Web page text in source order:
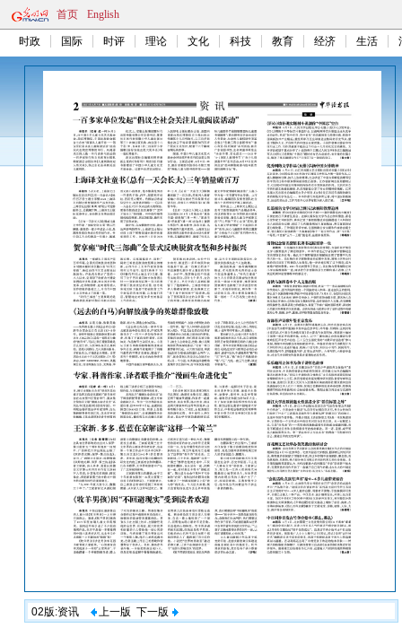
首页 English
时政 国际 时评 理论 文化 科技 教育 经济 生活
02版:资讯 上一版 下一版